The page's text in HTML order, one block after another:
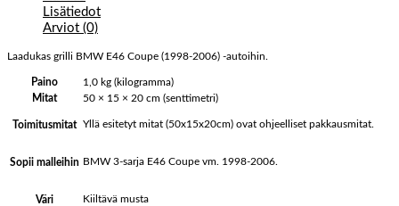
Lisätiedot
Arviot (0)
Laadukas grilli BMW E46 Coupe (1998-2006) -autoihin.
Paino
1,0 kg (kilogramma)
Mitat
50 × 15 × 20 cm (senttimetri)
Toimitusmitat Yllä esitetyt mitat (50x15x20cm) ovat ohjeelliset pakkausmitat.
Sopii malleihin BMW 3-sarja E46 Coupe vm. 1998-2006.
Väri Kiiltävä musta